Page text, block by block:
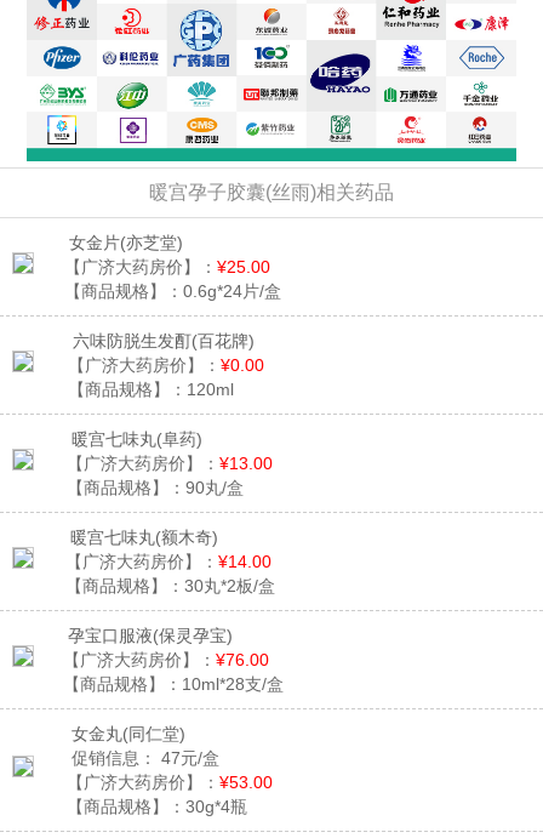
暖宫孕子胶囊(丝雨)相关药品
女金片(亦芝堂)
【广济大药房价】： ¥25.00
【商品规格】： 0.6g*24片/盒
六味防脱生发酊(百花牌)
【广济大药房价】： ¥0.00
【商品规格】： 120ml
暖宫七味丸(阜药)
【广济大药房价】： ¥13.00
【商品规格】： 90丸/盒
暖宫七味丸(额木奇)
【广济大药房价】： ¥14.00
【商品规格】： 30丸*2板/盒
孕宝口服液(保灵孕宝)
【广济大药房价】： ¥76.00
【商品规格】： 10ml*28支/盒
女金丸(同仁堂)
促销信息：
47元/盒
【广济大药房价】： ¥53.00
【商品规格】： 30g*4瓶